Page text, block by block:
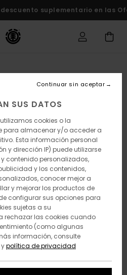
descuento suplementario en las
SUS DATOS
cookies o la
para almacenar y/o acceder a
Esta información personal
y dirección IP) puede utilizarse
contenido personalizados,
y los contenidos,
conocer mejor a
y mejorar los productos de
configurar sus opciones para
sujetas a su
rechazar las cookies cuando
(como algunas
información, consulte
ypolítica de privacidad
Continuar sin aceptar